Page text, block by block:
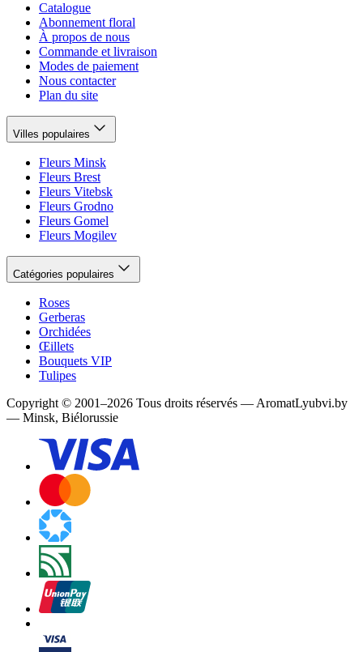
Catalogue
Abonnement floral
À propos de nous
Commande et livraison
Modes de paiement
Nous contacter
Plan du site
Villes populaires
Fleurs Minsk
Fleurs Brest
Fleurs Vitebsk
Fleurs Grodno
Fleurs Gomel
Fleurs Mogilev
Catégories populaires
Roses
Gerberas
Orchidées
Œillets
Bouquets VIP
Tulipes
Copyright © 2001–2026 Tous droits réservés — AromatLyubvi.by
— Minsk, Biélorussie